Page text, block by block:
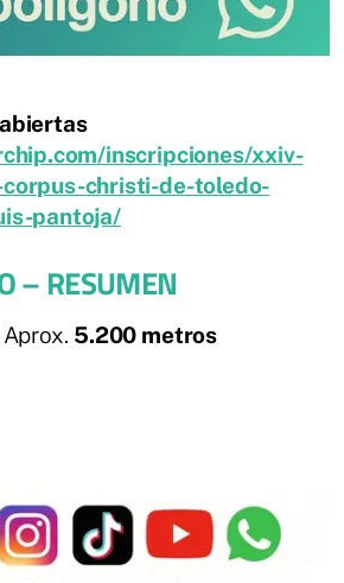
inscripciones/xxiv-
christi-de-toledo-
pantoja/
– RESUMEN
Aprox. 5.200 metros